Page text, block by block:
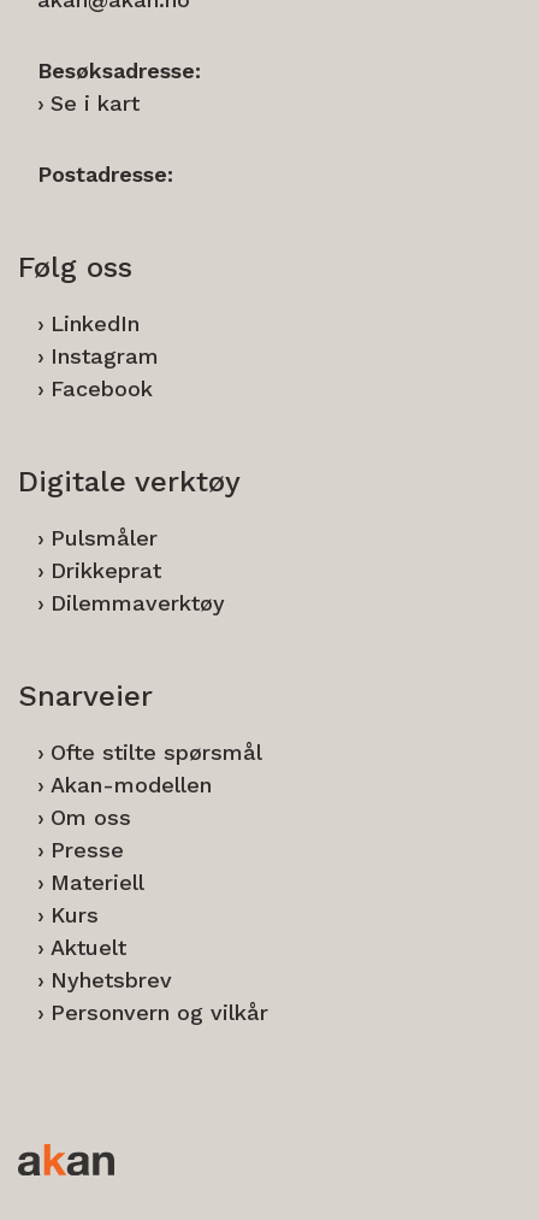
Besøksadresse:
Se i kart
Postadresse:
Følg oss
LinkedIn
Instagram
Facebook
Digitale verktøy
Pulsmåler
Drikkeprat
Dilemmaverktøy
Snarveier
Ofte stilte spørsmål
Akan-modellen
Om oss
Presse
Materiell
Kurs
Aktuelt
Nyhetsbrev
Personvern og vilkår